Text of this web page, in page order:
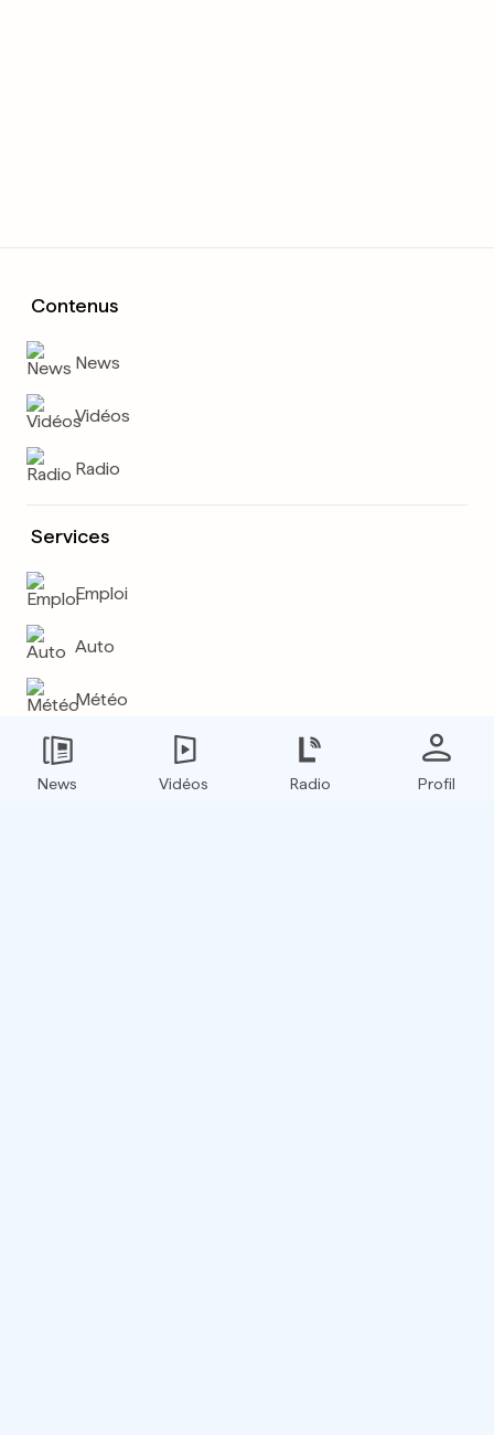
Contenus
News
Vidéos
Radio
Services
Emploi
Auto
Météo
Plus
News Vidéos Radio Profil